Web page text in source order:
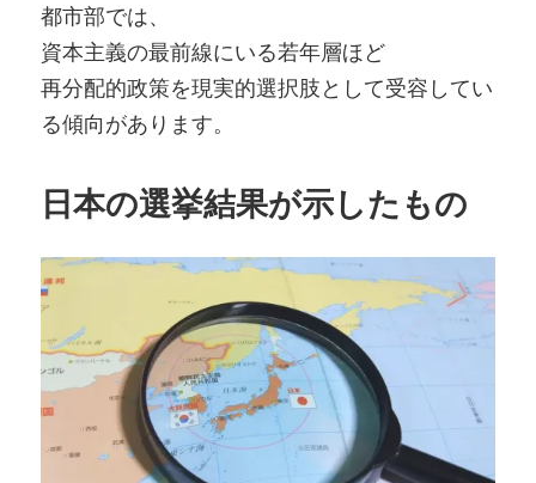
都市部では、
資本主義の最前線にいる若年層ほど
再分配的政策を現実的選択肢として受容してい
る傾向があります。
日本の選挙結果が示したもの